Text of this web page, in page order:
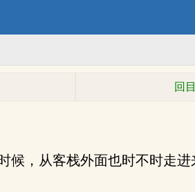
回
，从客栈外面也时不时走进